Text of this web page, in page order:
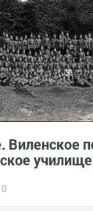
Виленское
училище
0